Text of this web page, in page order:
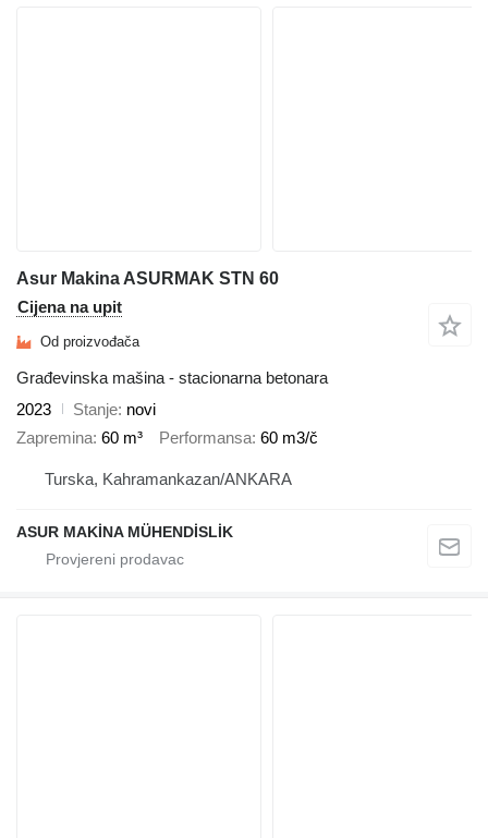
Asur Makina ASURMAK STN 60
Cijena na upit
Od proizvođača
Građevinska mašina - stacionarna betonara
2023
Stanje novi
Zapremina 60 m³ Performansa 60 m3/č
Turska, Kahramankazan/ANKARA
ASUR MAKİNA MÜHENDİSLİK